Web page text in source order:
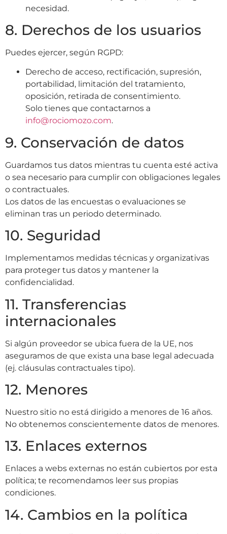
necesidad.
8. Derechos de los usuarios
Puedes ejercer, según RGPD:
Derecho de acceso, rectificación, supresión,
portabilidad, limitación del tratamiento,
oposición, retirada de consentimiento.
Solo tienes que contactarnos a
info@rociomozo.com.
9. Conservación de datos
Guardamos tus datos mientras tu cuenta esté activa
o sea necesario para cumplir con obligaciones legales
o contractuales.
Los datos de las encuestas o evaluaciones se
eliminan tras un periodo determinado.
10. Seguridad
Implementamos medidas técnicas y organizativas
para proteger tus datos y mantener la
confidencialidad.
11. Transferencias
internacionales
Si algún proveedor se ubica fuera de la UE, nos
aseguramos de que exista una base legal adecuada
(ej. cláusulas contractuales tipo).
12. Menores
Nuestro sitio no está dirigido a menores de 16 años.
No obtenemos conscientemente datos de menores.
13. Enlaces externos
Enlaces a webs externas no están cubiertos por esta
política; te recomendamos leer sus propias
condiciones.
14. Cambios en la política